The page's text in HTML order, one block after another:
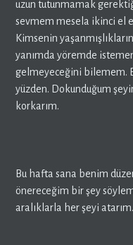
uzun tutunmamak
sevmem mesela ikinci el
Kimsenin
yanımda yöremde
gelmeyeceğini bilemem.
yüzden. Dokunduğum
korkarım.
Bu hafta sana benim
önereceğim bir şey
aralıklarla her şeyi